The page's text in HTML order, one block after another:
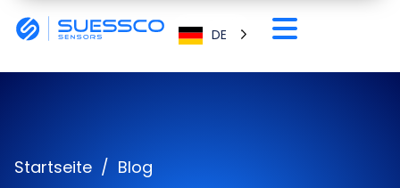
DE
Startseite / Blog